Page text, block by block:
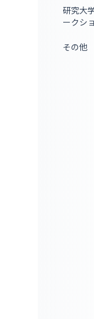
研究大
ークシ
その他